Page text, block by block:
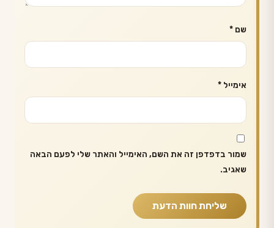
שם *
אימייל *
שמור בדפדפן זה את השם, האימייל והאתר שלי לפעם הבאה
שאגיב.